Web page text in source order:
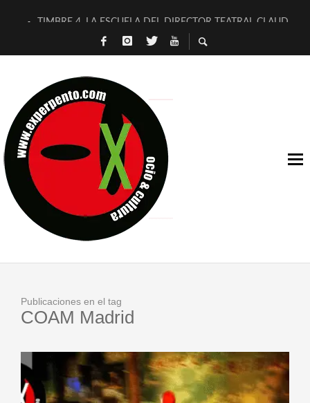
TIMBRE 4, LA ESCUELA DEL DIRECTOR TEATRAL CLAUDIO
30 AÑOS (NO ES NADA) DE LA KATARSIS DEL TOMATAZO
D’BALDOMEROS REINVENTAN [BITÁCORA 3.0] EN EXVITA
MARSHALL FLASH PRESENTA EN EXVITA [RELATIVA
JOFRE BARDAGÍ EN EXVITA INTERPRETANDO A SERRAT
YORCH PRESENTA [CURSO DE ARMONÍA PERSECUTORIA]
MAGALÍ SARE NOS EXPLICA [DESCASADA]
«NO TENGO PUTOS SUEÑOS»
Publicaciones en el tag
COAM Madrid